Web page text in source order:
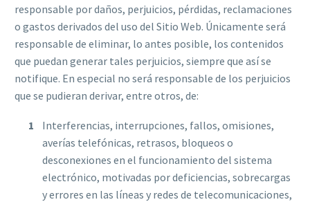
responsable por daños, perjuicios, pérdidas, reclamaciones
o gastos derivados del uso del Sitio Web. Únicamente será
responsable de eliminar, lo antes posible, los contenidos
que puedan generar tales perjuicios, siempre que así se
notifique. En especial no será responsable de los perjuicios
que se pudieran derivar, entre otros, de:
Interferencias, interrupciones, fallos, omisiones,
averías telefónicas, retrasos, bloqueos o
desconexiones en el funcionamiento del sistema
electrónico, motivadas por deficiencias, sobrecargas
y errores en las líneas y redes de telecomunicaciones,